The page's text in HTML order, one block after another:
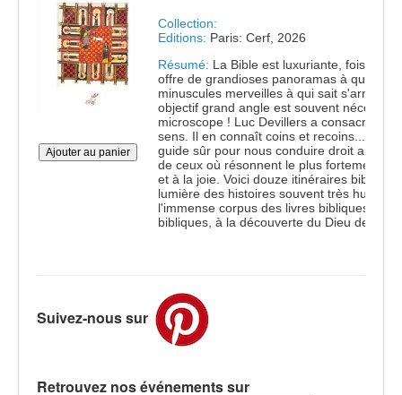
Suivez-nous sur
Retrouvez nos événements sur